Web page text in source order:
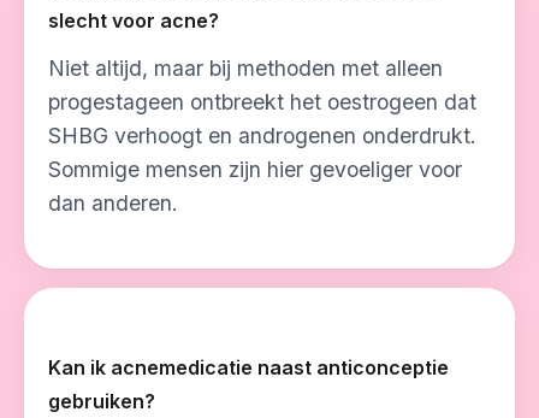
slecht voor acne?
Niet altijd, maar bij methoden met alleen
progestageen ontbreekt het oestrogeen dat
SHBG verhoogt en androgenen onderdrukt.
Sommige mensen zijn hier gevoeliger voor
dan anderen.
Kan ik acnemedicatie naast anticonceptie
gebruiken?